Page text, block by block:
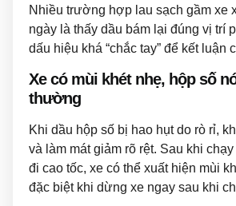
Nhiều trường hợp lau sạch gầm xe
ngày là thấy dầu bám lại đúng vị trí
dấu hiệu khá “chắc tay” để kết luận
Xe có mùi khét nhẹ, hộp số
thường
Khi dầu hộp số bị hao hụt do rò rỉ,
và làm mát giảm rõ rệt. Sau khi
đi cao tốc, xe có thể xuất hiện mùi
đặc biệt khi dừng xe ngay sau khi